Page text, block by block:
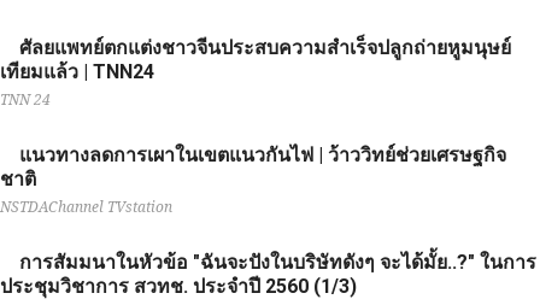
ศัลยแพทย์ตกแต่งชาวจีนประสบความสำเร็จปลูกถ่ายหูมนุษย์
เทียมแล้ว | TNN24
TNN 24
แนวทางลดการเผาในเขตแนวกันไฟ | ว้าววิทย์ช่วยเศรษฐกิจ
ชาติ
NSTDAChannel TVstation
การสัมมนาในหัวข้อ "ฉันจะปังในบริษัทดังๆ จะได้มั้ย..?" ในการ
ประชุมวิชาการ สวทช. ประจำปี 2560 (1/3)